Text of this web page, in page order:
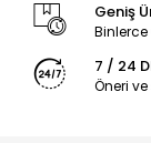
Geniş
7 / 24
Öneri